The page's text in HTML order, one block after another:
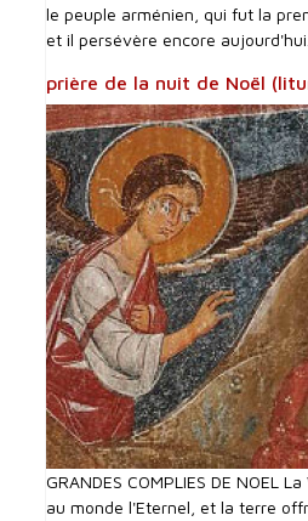
le peuple arménien, qui fut la
et il persévère encore aujourd'hui...
prière de la nuit de Noël
GRANDES COMPLIES DE NOEL
au monde l'Eternel, et la terre